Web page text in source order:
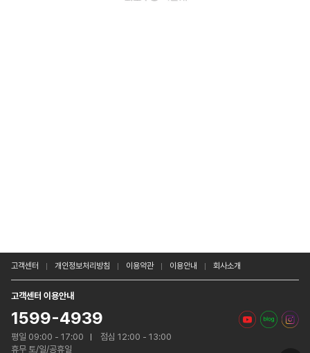
고객센터 개인정보처리방침 이용약관 이용안내 회사소개
고객센터 이용안내
1599-4939
평일 09:00 - 17:00
점심 12:00 - 13:00
휴무 토/일/공휴일